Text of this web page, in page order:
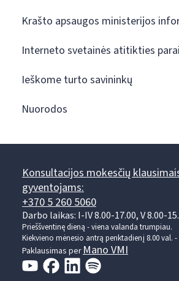
Krašto apsaugos ministerijos
Interneto svetainės atitikties
Ieškome turto savininkų
Nuorodos
Konsultacijos mokesčių
gyventojams:
+370 5 260 5060
Darbo laikas: I-IV 8.00-17.00, V 8.00-
Prieššventinę dieną - viena valanda trumpiau.
Kiekvieno mėnesio antrą penktadienį 8.00 val. -
Paklausimas perMano VMI